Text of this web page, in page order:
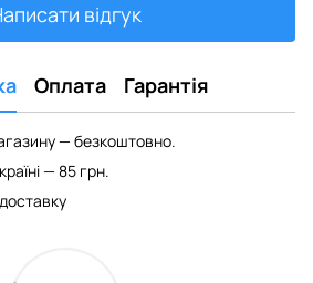
відгук
Оплата Гарантія
— безкоштовно.
— 85 грн.